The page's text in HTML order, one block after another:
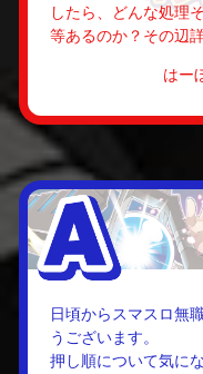
したら、どんな処理
等あるのか？その辺
はー
日頃からスマスロ無
うございます。
押し順について気に